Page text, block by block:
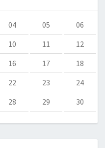
04 05
06
10 11
12
16 17
18
22 23
24
28 29 30